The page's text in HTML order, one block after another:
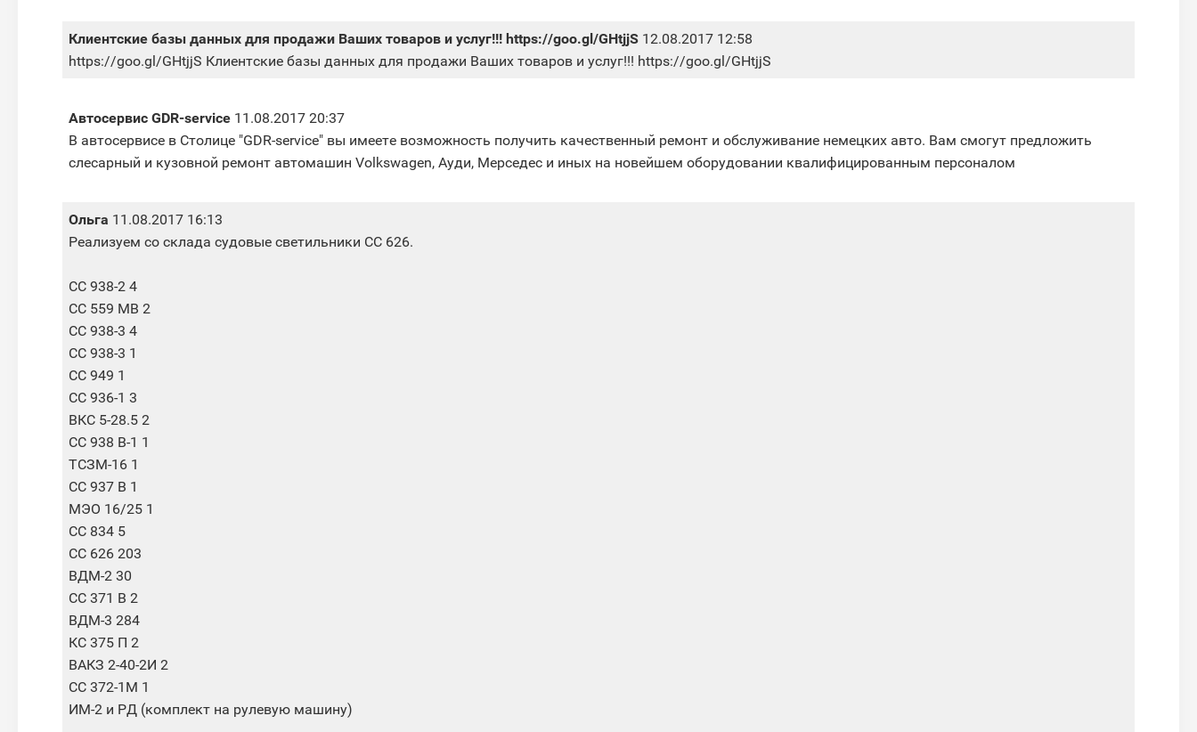
Клиентские базы данных для продажи Ваших товаров и услуг!!! https://goo.gl/GHtjjS 12.08.2017 12:58
https://goo.gl/GHtjjS Клиентские базы данных для продажи Ваших товаров и услуг!!! https://goo.gl/GHtjjS
Автосервис GDR-service 11.08.2017 20:37
В автосервисе в Столице "GDR-service" вы имеете возможность получить качественный ремонт и обслуживание немецких авто. Вам смогут предложить
слесарный и кузовной ремонт автомашин Volkswagen, Ауди, Мерседес и иных на новейшем оборудовании квалифицированным персоналом
Ольга 11.08.2017 16:13
Реализуем со склада судовые светильники СС 626.
СС 938-2 4
СС 559 МВ 2
СС 938-3 4
СС 938-3 1
СС 949 1
СС 936-1 3
ВКС 5-28.5 2
СС 938 В-1 1
ТСЗМ-16 1
СС 937 В 1
МЭО 16/25 1
СС 834 5
СС 626 203
ВДМ-2 30
СС 371 В 2
ВДМ-3 284
КС 375 П 2
ВАКЗ 2-40-2И 2
СС 372-1М 1
ИМ-2 и РД (комплект на рулевую машину)